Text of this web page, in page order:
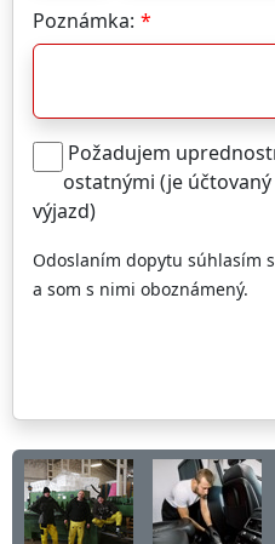
Poznámka:
Požadujem
ostatnými (je účtovaný
výjazd)
Odoslaním dopytu súhlasím s
a som s nimi oboznámený.